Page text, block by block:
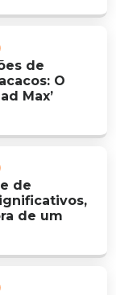
de
O
Max’
de
de um